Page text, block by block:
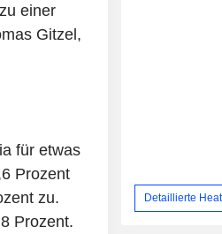
einer
Gitzel,
für etwas
Prozent
zu.
Prozent.
Detaillierte